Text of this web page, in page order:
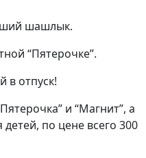
шашлык.
“Пятерочке”.
в отпуск!
и “Магнит”, а
по цене всего 300